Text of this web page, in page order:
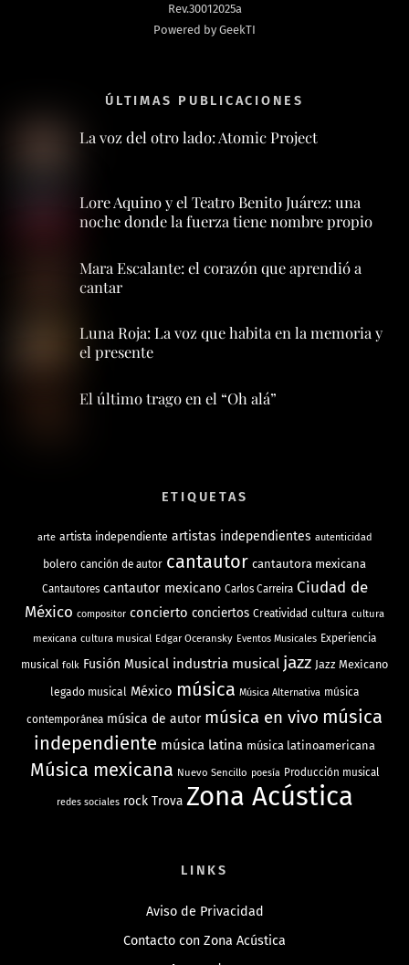
Rev.30012025a
Powered by GeekTI
ÚLTIMAS PUBLICACIONES
La voz del otro lado: Atomic Project
Lore Aquino y el Teatro Benito Juárez: una
noche donde la fuerza tiene nombre propio
Mara Escalante: el corazón que aprendió a
cantar
Luna Roja: La voz que habita en la memoria y
el presente
El último trago en el “Oh alá”
ETIQUETAS
arte artista independiente artistas independientes autenticidad
bolero canción de autor cantautor cantautora mexicana
Cantautores cantautor mexicano Carlos Carreira Ciudad de
México compositor concierto conciertos Creatividad cultura cultura
mexicana cultura musical Edgar Oceransky Eventos Musicales Experiencia
musical folk Fusión Musical industria musical jazz Jazz Mexicano
legado musical México música Música Alternativa música
contemporánea música de autor música en vivo música
independiente música latina música latinoamericana
Música mexicana Nuevo Sencillo poesía Producción musical
redes sociales rock Trova Zona Acústica
LINKS
Aviso de Privacidad
Contacto con Zona Acústica